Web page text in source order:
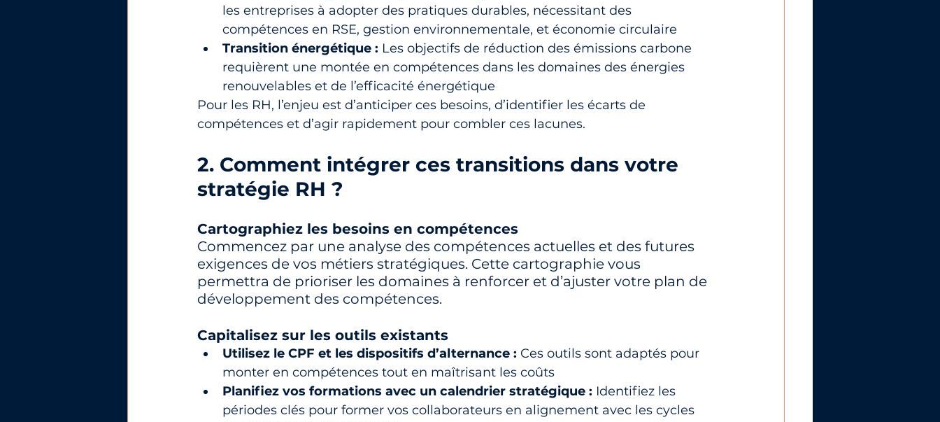
les entreprises à adopter des pratiques durables, nécessitant des
compétences en RSE, gestion environnementale, et économie circulaire
Transition énergétique : Les objectifs de réduction des émissions carbone
requièrent une montée en compétences dans les domaines des énergies
renouvelables et de l’efficacité énergétique
Pour les RH, l’enjeu est d’anticiper ces besoins, d’identifier les écarts de
compétences et d’agir rapidement pour combler ces lacunes.
2. Comment intégrer ces transitions dans votre
stratégie RH ?
Cartographiez les besoins en compétences
Commencez par une analyse des compétences actuelles et des futures
exigences de vos métiers stratégiques. Cette cartographie vous
permettra de prioriser les domaines à renforcer et d’ajuster votre plan de
développement des compétences.
Capitalisez sur les outils existants
Utilisez le CPF et les dispositifs d’alternance : Ces outils sont adaptés pour
monter en compétences tout en maîtrisant les coûts
Planifiez vos formations avec un calendrier stratégique : Identifiez les
périodes clés pour former vos collaborateurs en alignement avec les cycles